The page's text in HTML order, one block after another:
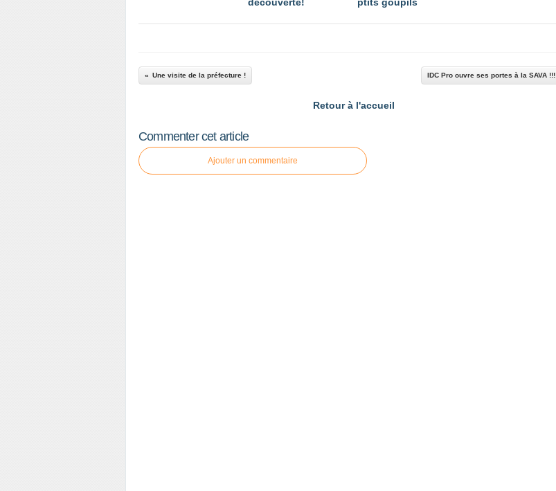
Une visite de la préfecture ! IDC Pro ouvre ses portes à la SAVA !!!
Retour à l'accueil
Commenter cet article
Ajouter un commentaire